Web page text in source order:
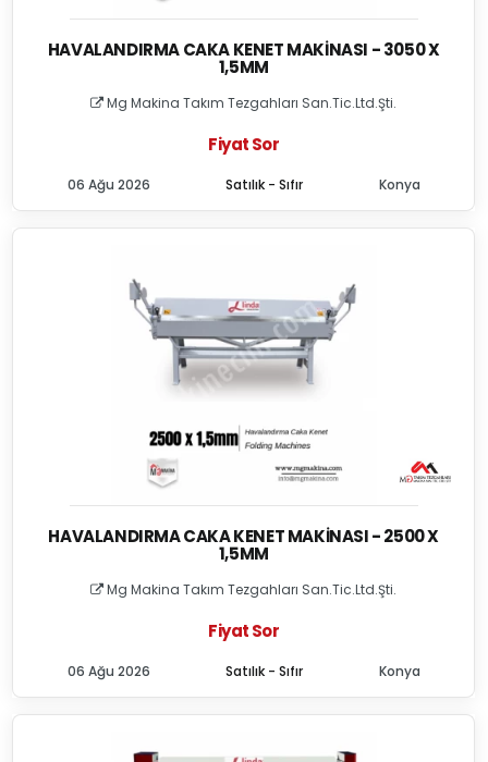
HAVALANDIRMA CAKA KENET MAKINASI - 3050 X
1,5MM
Mg Makina Takım Tezgahları San.Tic.Ltd.Şti.
Fiyat Sor
Satılık - Sıfır
06 Ağu 2026 Konya
HAVALANDIRMA CAKA KENET MAKINASI - 2500 X
1,5MM
Mg Makina Takım Tezgahları San.Tic.Ltd.Şti.
Fiyat Sor
Satılık - Sıfır
06 Ağu 2026 Konya